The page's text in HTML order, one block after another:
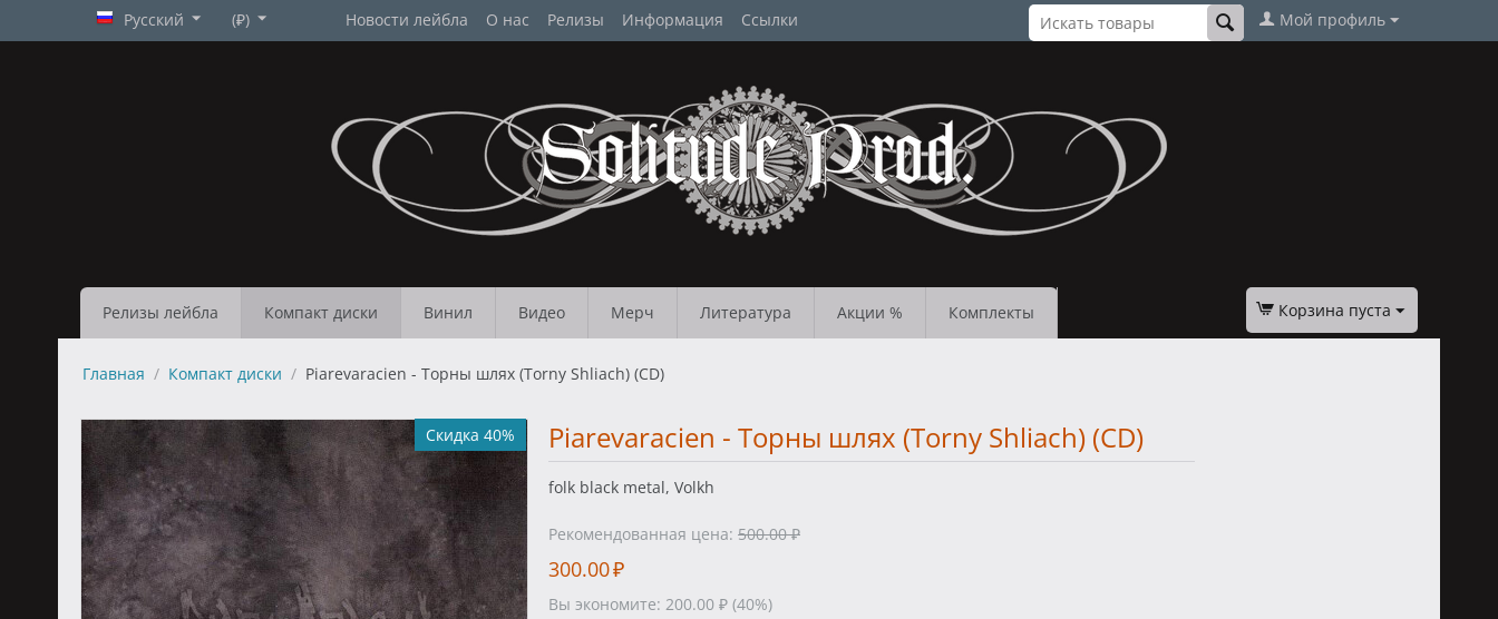
Русский (₽) Новости лейбла О нас Релизы Информация Ссылки Мой профиль
Релизы лейбла Компакт диски Винил Видео Мерч Литература Акции % Комплекты Корзина пуста
Главная / Компакт диски / Piarevaracien - Торны шлях (Torny Shliach) (CD)
Скидка 40% Piarevaracien - Торны шлях (Torny Shliach) (CD)
folk black metal, Volkh
Рекомендованная цена: 500.00 ₽
300.00₽
Вы экономите: 200.00 ₽ (40%)